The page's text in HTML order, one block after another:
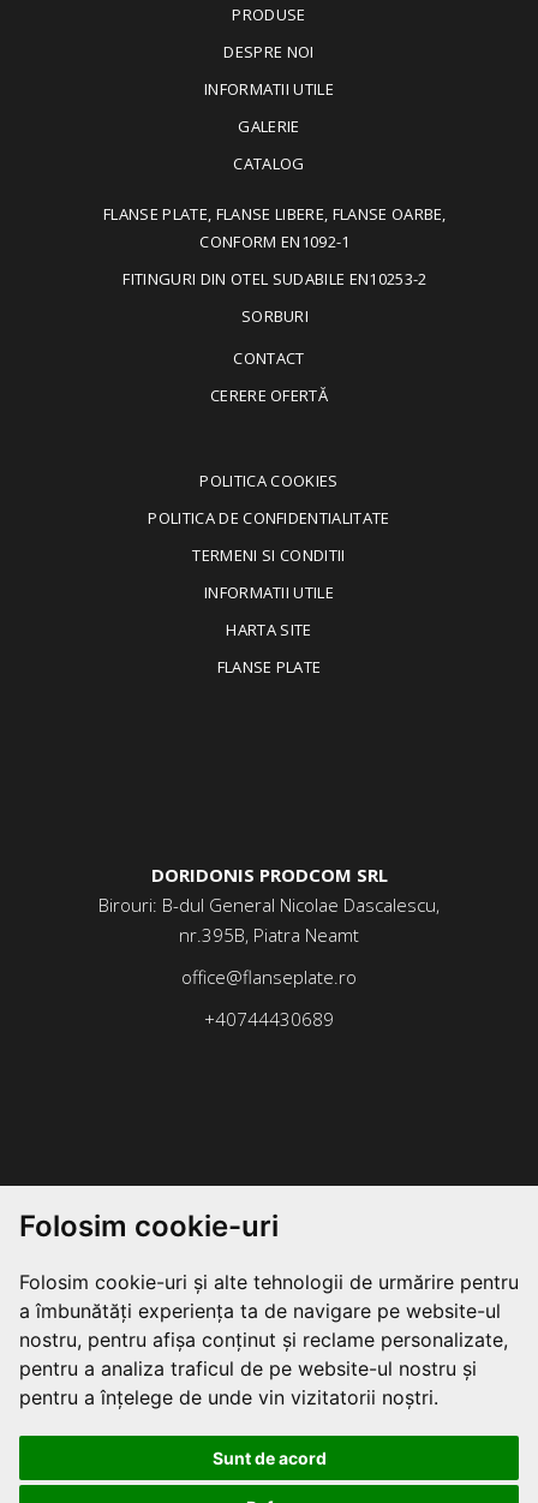
Folosim cookie-uri
Folosim cookie-uri și alte tehnologii de urmărire pentru
a îmbunătăți experiența ta de navigare pe website-ul
nostru, pentru afișa conținut și reclame personalizate,
pentru a analiza traficul de pe website-ul nostru și
pentru a înțelege de unde vin vizitatorii noștri.
Sunt de acord
PRODUSE
DESPRE NOI
INFORMATII UTILE
GALERIE
CATALOG
FLANSE PLATE, FLANSE LIBERE, FLANSE OARBE,
CONFORM EN1092-1
FITINGURI DIN OTEL SUDABILE EN10253-2
SORBURI
CONTACT
CERERE OFERTĂ
POLITICA COOKIES
POLITICA DE CONFIDENTIALITATE
TERMENI SI CONDITII
INFORMATII UTILE
HARTA SITE
FLANSE PLATE
DORIDONIS PRODCOM SRL
Birouri: B-dul General Nicolae Dascalescu,
nr.395B, Piatra Neamt
office@flanseplate.ro
+40744430689